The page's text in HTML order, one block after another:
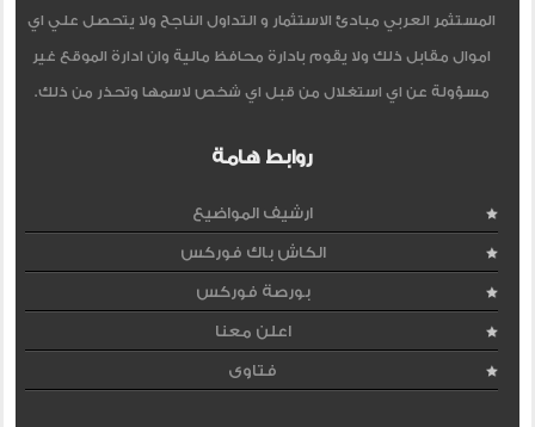
المستثمر العربي مبادئ الاستثمار و التداول الناجح ولا يتحصل علي اي
اموال مقابل ذلك ولا يقوم بادارة محافظ مالية وان ادارة الموقع غير
مسؤولة عن اي استغلال من قبل اي شخص لاسمها وتحذر من ذلك.
روابط هامة
ارشيف المواضيع
الكاش باك فوركس
بورصة فوركس
اعلن معنا
فتاوى